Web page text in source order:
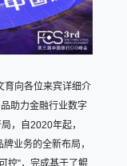
育向各位来宾详细介
助力金融行业数字
，自2020年起，
业务的全新布局，
控”，完成基于了鲲